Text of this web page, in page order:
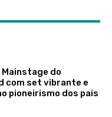
Mainstage do
com set vibrante e
pioneirismo dos pais